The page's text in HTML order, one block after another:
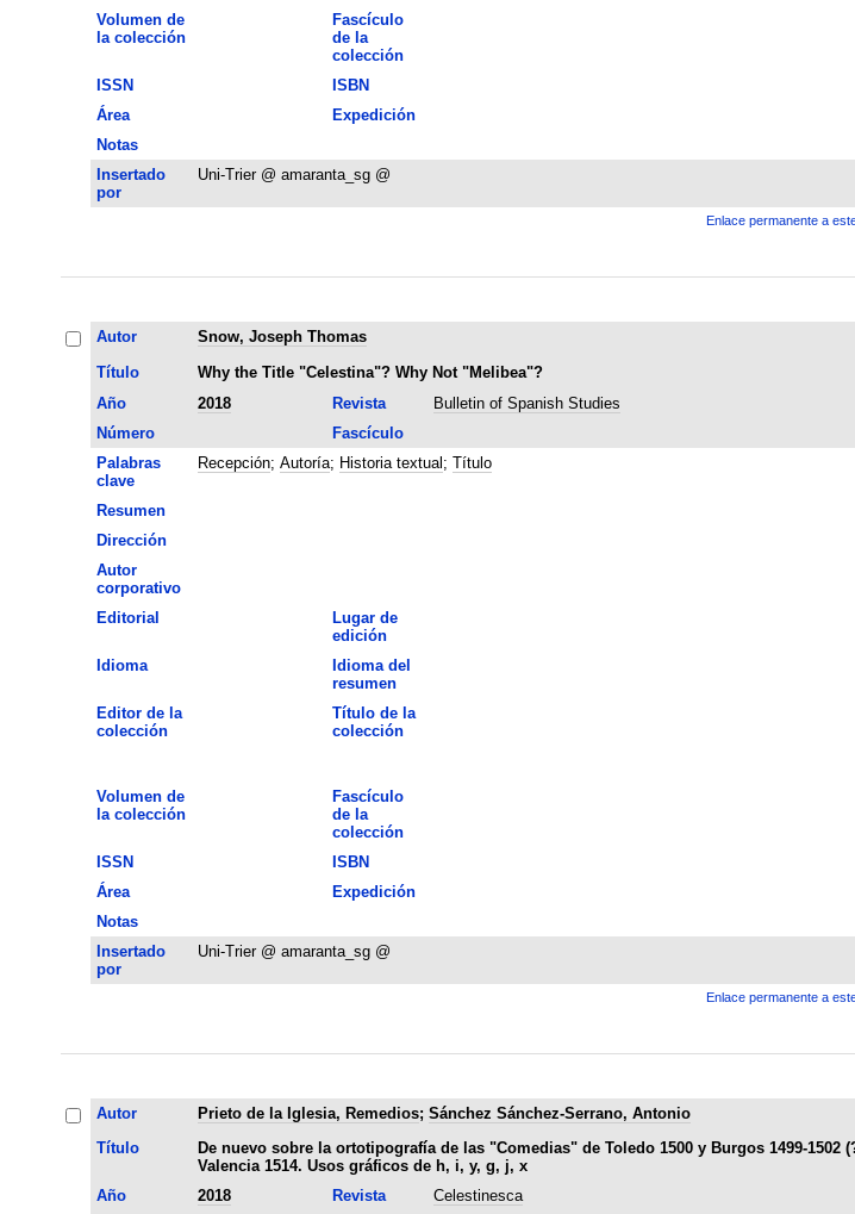
Volumen de
la colección
Fascículo
de la
colección
ISSN ISBN
Área
Expedición
Notas
Insertado
por
Uni-Trier @ amaranta_sg @
Enlace permanente a
Autor
Snow, Joseph Thomas
Título
Why the Title "Celestina"? Why Not "Melibea"?
Año
2018 Revista Bulletin of Spanish Studies
Número
Fascículo
Palabras
clave
Recepción; Autoría; Historia textual ; Título
Resumen
Dirección
Autor
corporativo
Editorial
Lugar de
edición
Idioma
Idioma del
resumen
Editor de la
colección
Título de la
colección
Volumen de
la colección
Fascículo
de la
colección
ISSN ISBN
Área
Expedición
Notas
Insertado
por
Uni-Trier @ amaranta_sg @
Enlace permanente a
Autor Prieto de la Iglesia, Remedios; Sánchez Sánchez-Serrano, Antonio
Título
De nuevo sobre la ortotipografía de las "Comedias" de Toledo 1500 y Burgos 1499-1502
Valencia 1514. Usos gráficos de h, i, y, g, j, x
Año 2018 Revista Celestinesca